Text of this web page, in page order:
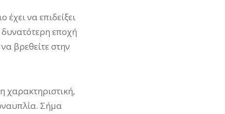
να επιδείξει
δυνατότερη εποχή
βρεθείτε στην
χαρακτηριστική,
Σήμα